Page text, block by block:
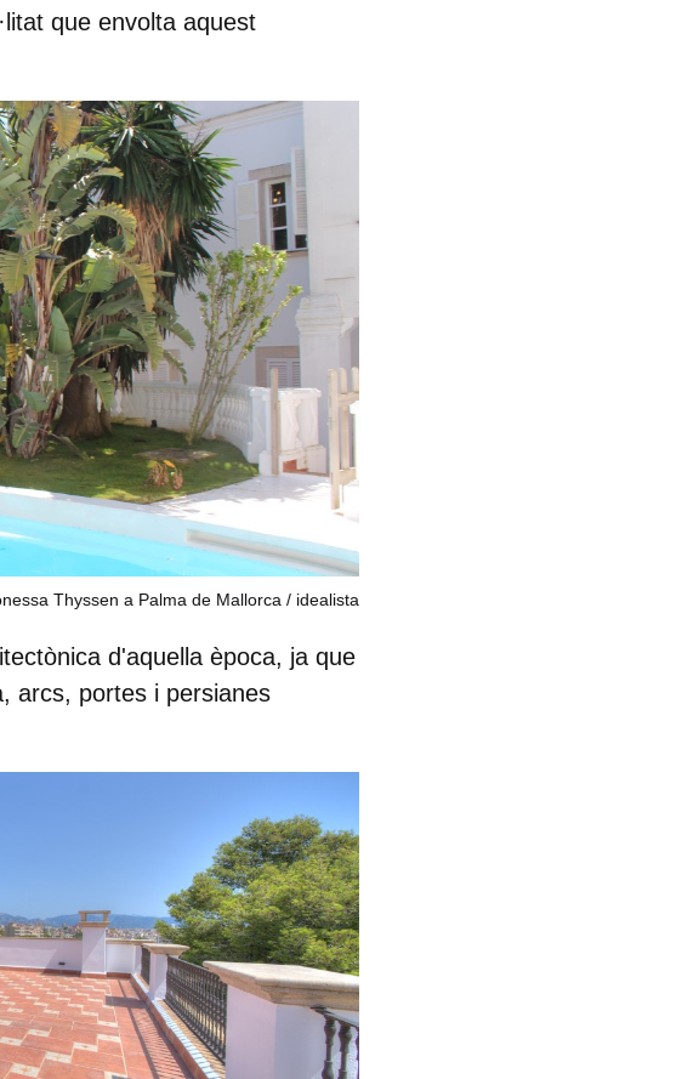
que envolta aquest
Thyssen a Palma de Mallorca idealista
d'aquella època, ja que
arcs, portes i persianes